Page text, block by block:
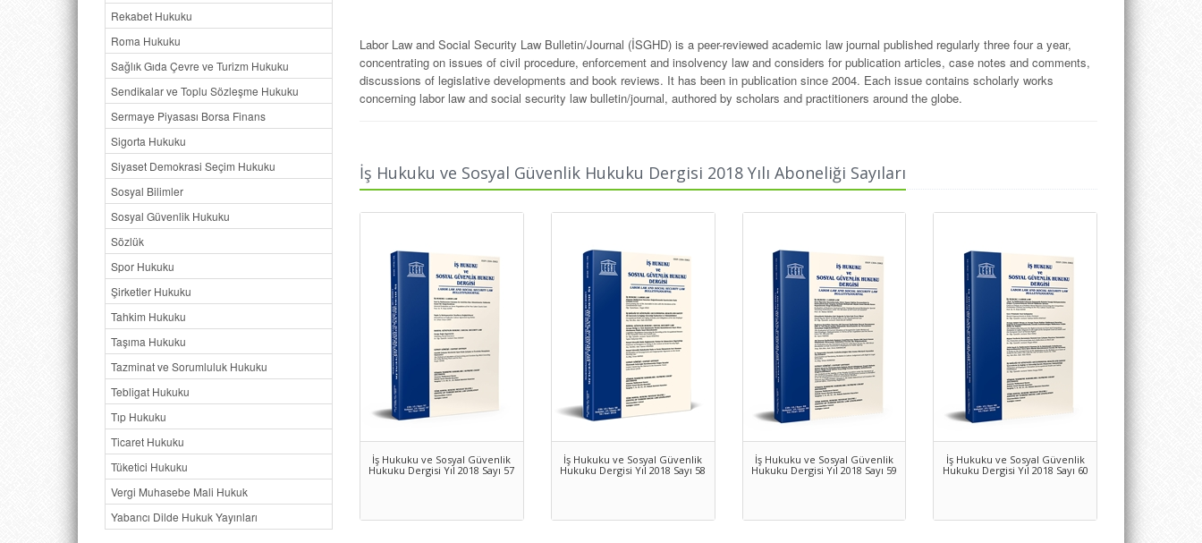
Rekabet Hukuku
Roma Hukuku
Sağlık Gıda Çevre ve Turizm Hukuku
Sendikalar ve Toplu Sözleşme Hukuku
Sermaye Piyasası Borsa Finans
Sigorta Hukuku
Siyaset Demokrasi Seçim Hukuku
Sosyal Bilimler
Sosyal Güvenlik Hukuku
Sözlük
Spor Hukuku
Şirketler Hukuku
Tahkim Hukuku
Taşıma Hukuku
Tazminat ve Sorumluluk Hukuku
Tebligat Hukuku
Tıp Hukuku
Ticaret Hukuku
Tüketici Hukuku
Vergi Muhasebe Mali Hukuk
Yabancı Dilde Hukuk Yayınları
Labor Law and Social Security Law Bulletin/Journal (İSGHD) is a peer-reviewed academic law journal published regularly three four a year,
concentrating on issues of civil procedure, enforcement and insolvency law and considers for publication articles, case notes and comments,
discussions of legislative developments and book reviews. It has been in publication since 2004. Each issue contains scholarly works
concerning labor law and social security law bulletin/journal, authored by scholars and practitioners around the globe.
İş Hukuku ve Sosyal Güvenlik Hukuku Dergisi 2018 Yılı Aboneliği Sayıları
İş Hukuku ve Sosyal Güvenlik
Hukuku Dergisi Yıl 2018 Sayı 57
İş Hukuku ve Sosyal Güvenlik
Hukuku Dergisi Yıl 2018 Sayı 58
İş Hukuku ve Sosyal Güvenlik
Hukuku Dergisi Yıl 2018 Sayı 59
İş Hukuku ve Sosyal Güvenlik
Hukuku Dergisi Yıl 2018 Sayı 60